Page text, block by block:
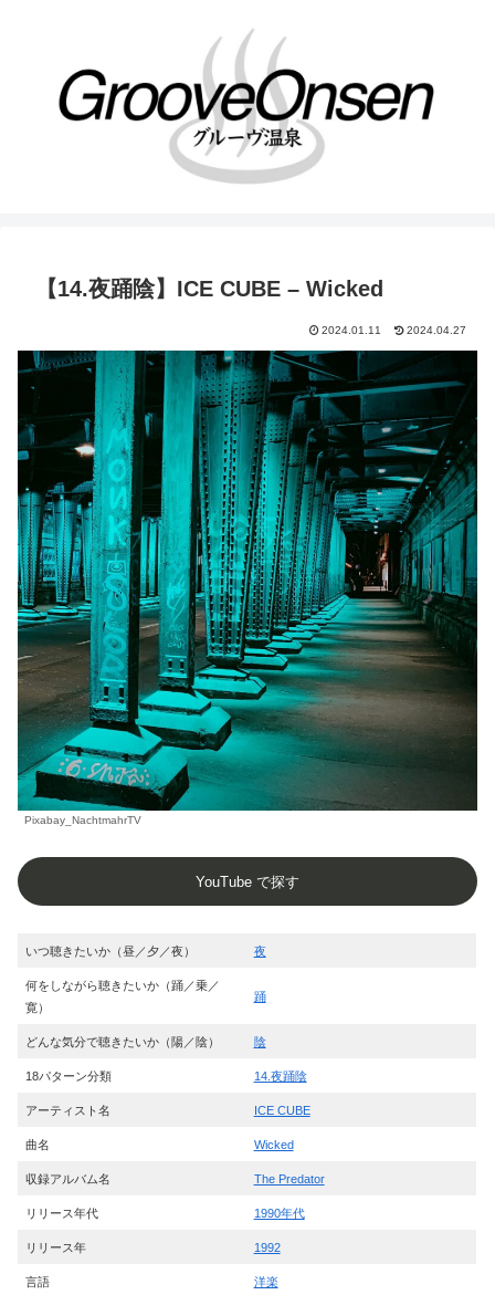
【14.夜踊陰】ICE CUBE – Wicked
2024.01.11 2024.04.27
Pixabay_NachtmahrTV
YouTube で探す
いつ聴きたいか（昼／夕／夜） 夜
何をしながら聴きたいか（踊／乗／
寛）
踊
どんな気分で聴きたいか（陽／陰） 陰
18パターン分類 14.夜踊陰
アーティスト名 ICE CUBE
曲名 Wicked
収録アルバム名 The Predator
リリース年代 1990年代
リリース年 1992
言語 洋楽